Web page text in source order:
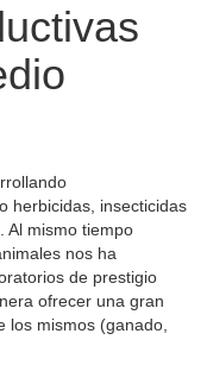
herbicidas, insecticidas
Al mismo tiempo
nos ha
de prestigio
ofrecer una gran
los mismos (ganado,